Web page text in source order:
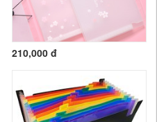
210,000 đ